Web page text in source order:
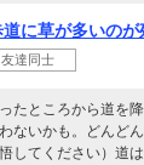
に草が多いのが
友達同士
たところから道を
ないかも。どんど
してください）道